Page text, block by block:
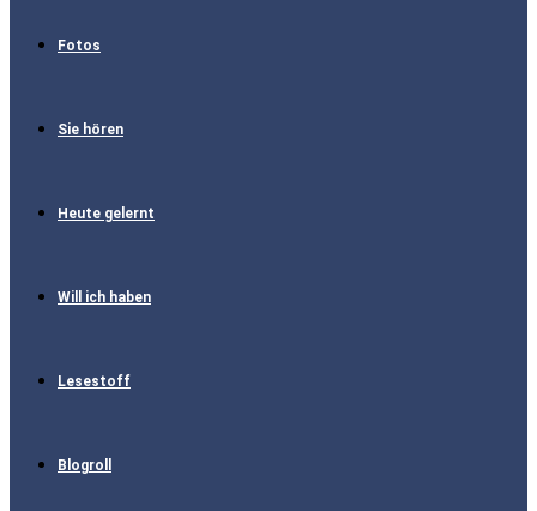
Fotos
Sie hören
Heute gelernt
Will ich haben
Lesestoff
Blogroll